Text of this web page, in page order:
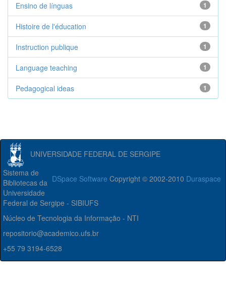
1
Ensino de línguas
1
Histoire de l'éducation
1
Instruction publique
1
Language teaching
1
Pedagogical ideas
UNIVERSIDADE FEDERAL DE SERGIPE
DSpace Software Copyright © 2002-2010 Duraspace
Sistema de
Bibliotecas da
Universidade
Federal de Sergipe - SIBIUFS
Núcleo de Tecnologia da Informação - NTI
repositorio@academico.ufs.br
+55 79 3194-6528